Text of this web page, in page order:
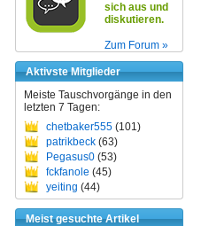
sich aus und
diskutieren.
Zum Forum »
Aktivste Mitglieder
Meiste Tauschvorgänge in den
letzten 7 Tagen:
chetbaker555 (101)
patrikbeck (63)
Pegasus0 (53)
fckfanole (45)
yeiting (44)
Meist gesuchte Artikel